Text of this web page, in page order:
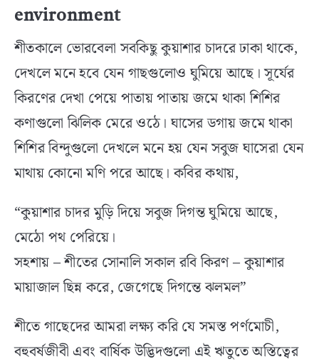
environment
শীতকালে ভোরবেলা সবকিছু কুয়াশার চাদরে ঢাকা থাকে,
দেখলে মনে হবে যেন গাছগুলোও ঘুমিয়ে আছে। সূর্যের
কিরণের দেখা পেয়ে পাতায় পাতায় জমে থাকা শিশির
কণাগুলো ঝিলিক মেরে ওঠে। ঘাসের ডগায় জমে থাকা
শিশির বিন্দুগুলো দেখলে মনে হয় যেন সবুজ ঘাসেরা যেন
মাথায় কোনো মণি পরে আছে। কবির কথায়,
“কুয়াশার চাদর মুড়ি দিয়ে সবুজ দিগন্ত ঘুমিয়ে আছে,
মেঠো পথ পেরিয়ে।
সহশায় – শীতের সোনালি সকাল রবি কিরণ – কুয়াশার
মায়াজাল ছিন্ন করে, জেগেছে দিগন্তে ঝলমল”
শীতে গাছেদের আমরা লক্ষ্য করি যে সমস্ত পর্ণমোচী,
বহুবর্ষজীবী এবং বার্ষিক উদ্ভিদগুলো এই ঋতুতে অস্তিত্বের